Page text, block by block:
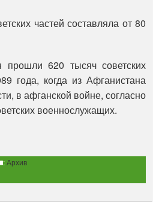
частей составляла от 80
прошли 620 тысяч советских
года, когда из Афганистана
в афганской войне, согласно
военнослужащих.
:Архив